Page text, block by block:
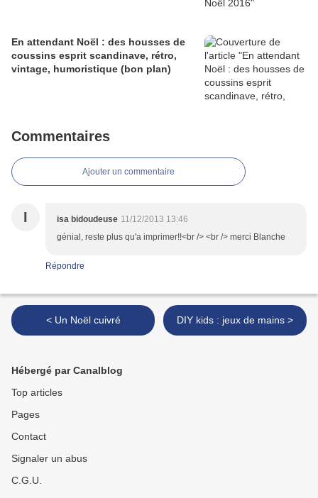
En attendant Noël : des housses de
coussins esprit scandinave, rétro,
vintage, humoristique (bon plan)
Commentaires
Ajouter un commentaire
I isa bidoudeuse 11/12/2013 13:46
génial, reste plus qu'a imprimer!!<br /> <br /> merci Blanche
Répondre
< Un Noël cuivré DIY kids : jeux de mains >
Hébergé par Canalblog
Top articles
Pages
Contact
Signaler un abus
C.G.U.